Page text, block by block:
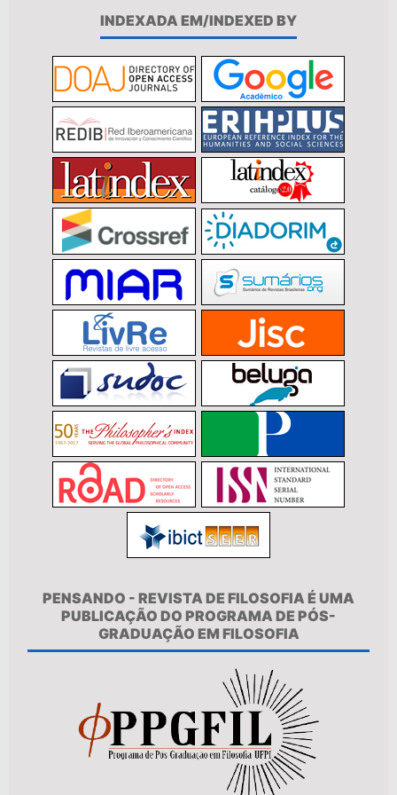
INDEXADA EM/INDEXED BY
PENSANDO - REVISTA DE FILOSOFIA É UMA
PUBLICAÇÃO DO PROGRAMA DE PÓS-
GRADUAÇÃO EM FILOSOFIA